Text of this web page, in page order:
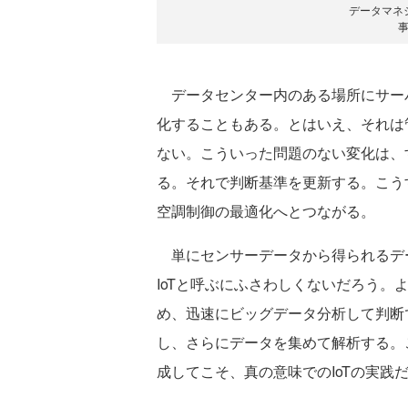
データマネ
データセンター内のある場所にサ
化することもある。とはいえ、それ
ない。こういった問題のない変化は
る。それで判断基準を更新する。こ
空調制御の最適化へとつながる。
単にセンサーデータから得られる
IoTと呼ぶにふさわしくないだろう。
め、迅速にビッグデータ分析して判
し、さらにデータを集めて解析する
成してこそ、真の意味でのIoTの実践